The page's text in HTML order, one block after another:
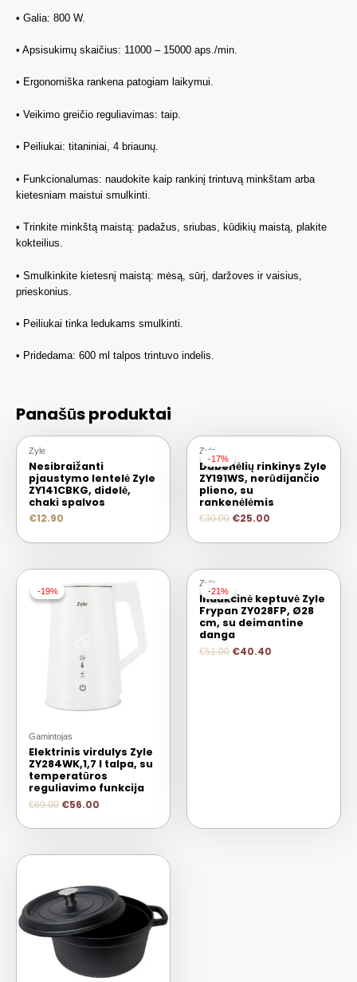
• Galia: 800 W.
• Apsisukimų skaičius: 11000 – 15000 aps./min.
• Ergonomiška rankena patogiam laikymui.
• Veikimo greičio reguliavimas: taip.
• Peiliukai: titaniniai, 4 briaunų.
• Funkcionalumas: naudokite kaip rankinį trintuvą minkštam arba
kietesniam maistui smulkinti.
• Trinkite minkštą maistą: padažus, sriubas, kūdikių maistą, plakite
kokteilius.
• Smulkinkite kietesnį maistą: mėsą, sūrį, daržoves ir vaisius,
prieskonius.
• Peiliukai tinka ledukams smulkinti.
• Pridedama: 600 ml talpos trintuvo indelis.
Panašūs produktai
Zyle
Nesibraižanti
pjaustymo lentelė Zyle
ZY141CBKG, didelė,
chaki spalvos
€12.90
-17%
-17%
Zyle
Dubenėlių rinkinys Zyle
ZY191WS, nerūdijančio
plieno, su
rankenėlėmis
€30.00 €25.00
-19%
-19%
Gamintojas
Elektrinis virdulys Zyle
ZY284WK,1,7 l talpa, su
temperatūros
reguliavimo funkcija
€69.00 €56.00
-21%
IŠPARDUOTA
-21%
Zyle
Indukcinė keptuvė Zyle
Frypan ZY028FP, Ø28
cm, su deimantine
danga
€51.00 €40.40